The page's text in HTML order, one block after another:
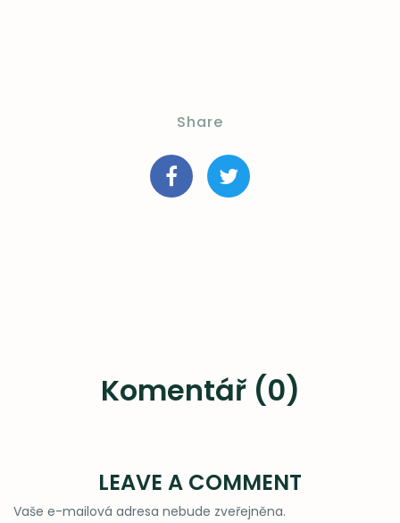
Share
Komentář (0)
LEAVE A COMMENT
Vaše e-mailová adresa nebude zveřejněna.